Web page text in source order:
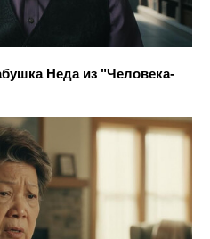
Неда из "Человека-